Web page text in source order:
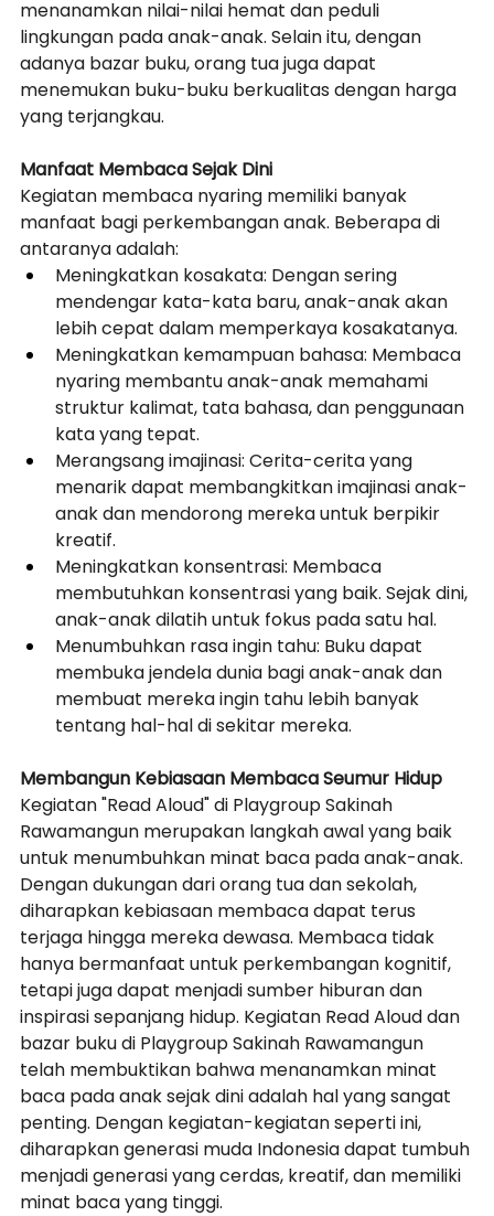
menanamkan nilai-nilai hemat dan peduli
lingkungan pada anak-anak. Selain itu, dengan
adanya bazar buku, orang tua juga dapat
menemukan buku-buku berkualitas dengan harga
yang terjangkau.
Manfaat Membaca Sejak Dini
Kegiatan membaca nyaring memiliki banyak
manfaat bagi perkembangan anak. Beberapa di
antaranya adalah:
Meningkatkan kosakata: Dengan sering
mendengar kata-kata baru, anak-anak akan
lebih cepat dalam memperkaya kosakatanya.
Meningkatkan kemampuan bahasa: Membaca
nyaring membantu anak-anak memahami
struktur kalimat, tata bahasa, dan penggunaan
kata yang tepat.
Merangsang imajinasi: Cerita-cerita yang
menarik dapat membangkitkan imajinasi anak-
anak dan mendorong mereka untuk berpikir
kreatif.
Meningkatkan konsentrasi: Membaca
membutuhkan konsentrasi yang baik. Sejak dini,
anak-anak dilatih untuk fokus pada satu hal.
Menumbuhkan rasa ingin tahu: Buku dapat
membuka jendela dunia bagi anak-anak dan
membuat mereka ingin tahu lebih banyak
tentang hal-hal di sekitar mereka.
Membangun Kebiasaan Membaca Seumur Hidup
Kegiatan "Read Aloud" di Playgroup Sakinah
Rawamangun merupakan langkah awal yang baik
untuk menumbuhkan minat baca pada anak-anak.
Dengan dukungan dari orang tua dan sekolah,
diharapkan kebiasaan membaca dapat terus
terjaga hingga mereka dewasa. Membaca tidak
hanya bermanfaat untuk perkembangan kognitif,
tetapi juga dapat menjadi sumber hiburan dan
inspirasi sepanjang hidup. Kegiatan Read Aloud dan
bazar buku di Playgroup Sakinah Rawamangun
telah membuktikan bahwa menanamkan minat
baca pada anak sejak dini adalah hal yang sangat
penting. Dengan kegiatan-kegiatan seperti ini,
diharapkan generasi muda Indonesia dapat tumbuh
menjadi generasi yang cerdas, kreatif, dan memiliki
minat baca yang tinggi.